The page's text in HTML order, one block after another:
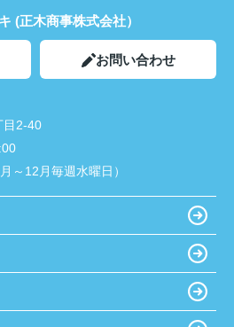
(正木商事株式会社）
お問い合わせ
目2-40
～12月毎週水曜日）